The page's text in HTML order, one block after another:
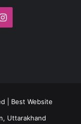
Instagram
| Best Website
Uttarakhand